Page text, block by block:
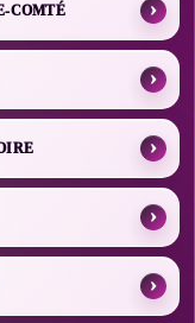
COMTÉ